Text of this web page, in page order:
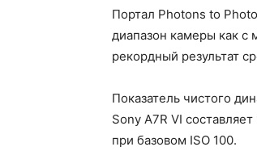
Портал Photons to
диапазон камеры как с
рекордный результат
Показатель чистого
Sony A7R VI
при базовом ISO 100.